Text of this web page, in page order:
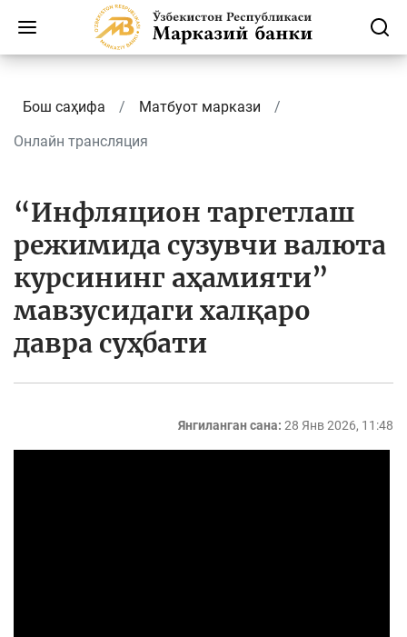
Бош саҳифа
Матбуот маркази
Онлайн трансляция
“Инфляцион таргетлаш
режимида сузувчи валюта
курсининг аҳамияти”
мавзусидаги халқаро
давра суҳбати
Янгиланган сана: 28 Янв 2026, 11:48